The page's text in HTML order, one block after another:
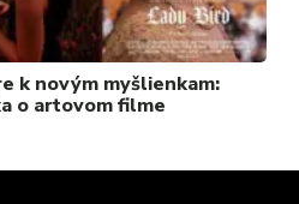
k novým myšlienkam:
o artovom filme